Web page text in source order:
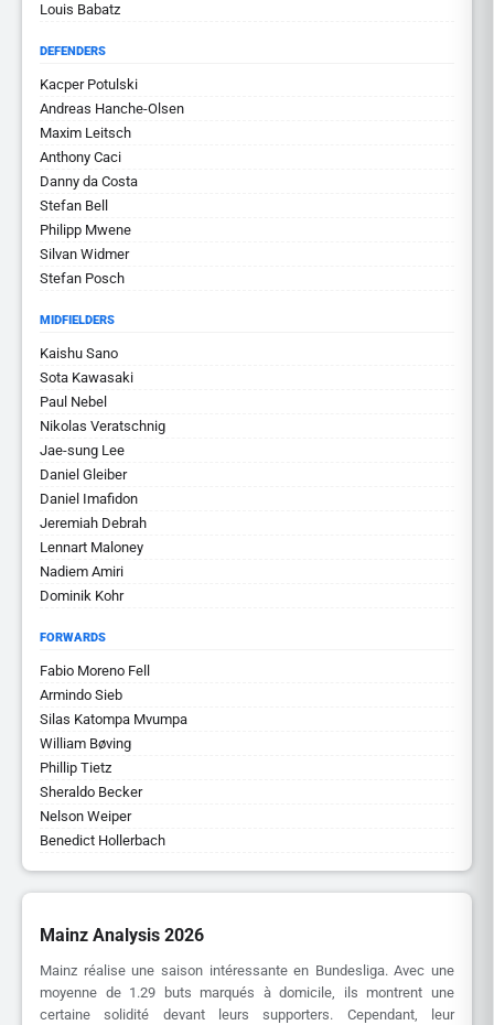
Louis Babatz
DEFENDERS
Kacper Potulski
Andreas Hanche-Olsen
Maxim Leitsch
Anthony Caci
Danny da Costa
Stefan Bell
Philipp Mwene
Silvan Widmer
Stefan Posch
MIDFIELDERS
Kaishu Sano
Sota Kawasaki
Paul Nebel
Nikolas Veratschnig
Jae-sung Lee
Daniel Gleiber
Daniel Imafidon
Jeremiah Debrah
Lennart Maloney
Nadiem Amiri
Dominik Kohr
FORWARDS
Fabio Moreno Fell
Armindo Sieb
Silas Katompa Mvumpa
William Bøving
Phillip Tietz
Sheraldo Becker
Nelson Weiper
Benedict Hollerbach
Mainz Analysis 2026
Mainz réalise une saison intéressante en Bundesliga. Avec une
moyenne de 1.29 buts marqués à domicile, ils montrent une
certaine solidité devant leurs supporters. Cependant, leur